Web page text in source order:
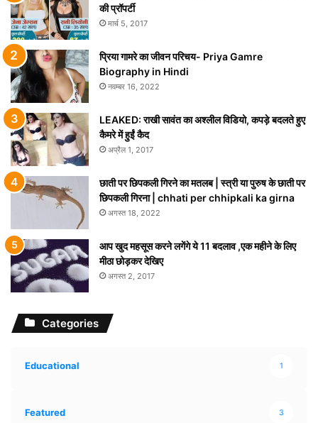
की प्रॉपर्टी
मार्च 5, 2017
प्रिया गामरे का जीवन परिचय- Priya Gamre
Biography in Hindi
नवम्बर 16, 2022
LEAKED: राखी सावंत का अश्लील विडियो, कपड़े बदलते हुए
कैमरे में हुईं कैद
अप्रैल 1, 2017
छाती पर छिपकली गिरने का मतलब | स्त्री या पुरुष के छाती पर
छिपकली गिरना | chhati per chhipkali ka girna
अगस्त 18, 2022
आप खुद महसूस करने लगेंगे ये 11 बदलाव ,एक महीने के लिए
मीठा छोड़कर देखिए
अगस्त 2, 2017
Categories
Educational 1
Featured 3